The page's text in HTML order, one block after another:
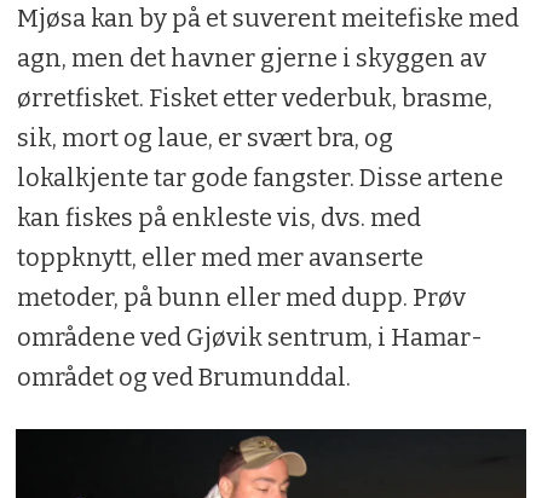
Mjøsa kan by på et suverent meitefiske med
agn, men det havner gjerne i skyggen av
ørretfisket. Fisket etter vederbuk, brasme,
sik, mort og laue, er svært bra, og
lokalkjente tar gode fangster. Disse artene
kan fiskes på enkleste vis, dvs. med
toppknytt, eller med mer avanserte
metoder, på bunn eller med dupp. Prøv
områdene ved Gjøvik sentrum, i Hamar-
området og ved Brumunddal.